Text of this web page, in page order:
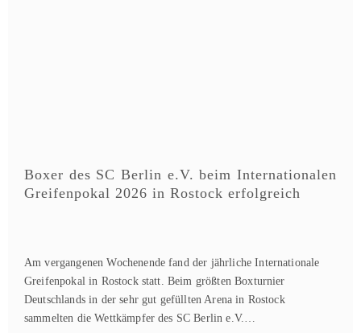
Boxer des SC Berlin e.V. beim Internationalen
Greifenpokal 2026 in Rostock erfolgreich
Am vergangenen Wochenende fand der jährliche Internationale
Greifenpokal in Rostock statt. Beim größten Boxturnier
Deutschlands in der sehr gut gefüllten Arena in Rostock
sammelten die Wettkämpfer des SC Berlin e.V.…